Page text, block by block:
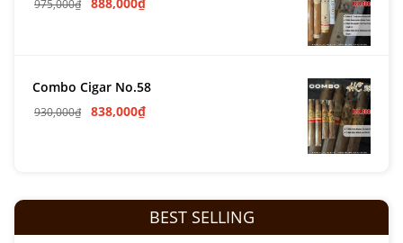
975,000₫
Combo Cigar No.58
930,000₫ 838,000₫
BEST SELLING